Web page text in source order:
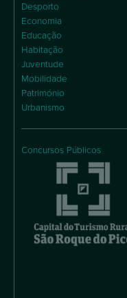
Desporto
Economia
Educação
Habitação
Juventude
Mobilidade
Património
Urbanismo
Concursos Públicos